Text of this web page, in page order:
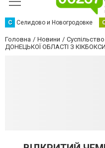
С Селидово и Новогродовке
Головна Новини
ДОНЕЦЬКОЇ ОБЛАСТІ З